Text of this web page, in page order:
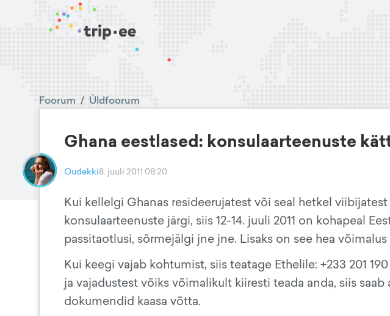
Foorum / Üldfoorum
Ghana eestlased: konsulaarteenuste
Oudekki8. juuli 2011 08:20
Kui kellelgi Ghanas resideerujatest või seal hetkel
konsulaarteenuste järgi, siis 12-14. juuli 2011 on kohapeal
passitaotlusi, sõrmejälgi jne jne. Lisaks on see hea
Kui keegi vajab kohtumist, siis teatage Ethelile: +233 201
ja vajadustest võiks võimalikult kiiresti teada anda, siis
dokumendid kaasa võtta.